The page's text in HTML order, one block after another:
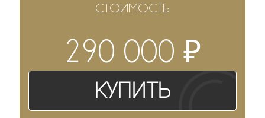
СТОИМОСТЬ
290 000 ₽
Купить